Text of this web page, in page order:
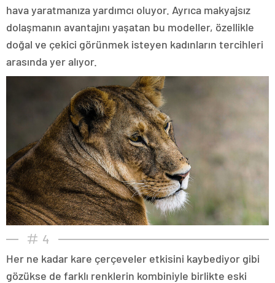
hava yaratmanıza yardımcı oluyor. Ayrıca makyajsız
dolaşmanın avantajını yaşatan bu modeller, özellikle
doğal ve çekici görünmek isteyen kadınların tercihleri
arasında yer alıyor.
4
Her ne kadar kare çerçeveler etkisini kaybediyor gibi
gözükse de farklı renklerin kombiniyle birlikte eski